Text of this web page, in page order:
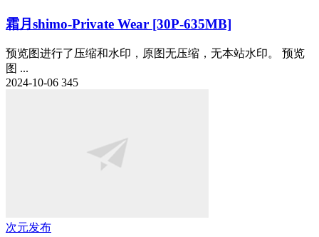
霜月shimo-Private Wear [30P-635MB]
预览图进行了压缩和水印，原图无压缩，无本站水印。 预览
图 ...
2024-10-06 345
次元发布